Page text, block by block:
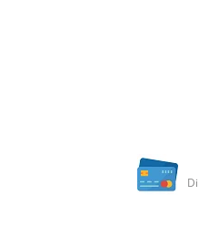
Fructe si legume Bio